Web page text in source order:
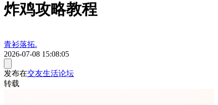
炸鸡攻略教程
青衫落拓.
2026-07-08 15:08:05
发布在交友生活论坛
转载